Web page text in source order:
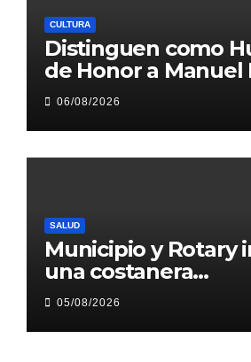
CULTURA
Distinguen como
de Honor a Manuel
chozno del prócer y
presidente del
Belgraniano
06/08/2026
SALUD
Municipio y Rotary
una costanera
cardioprotegida con
desfibriladores y
capacitación para
05/08/2026